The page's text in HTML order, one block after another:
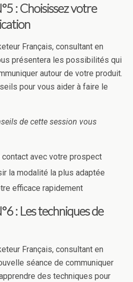
: Choisissez votre
Français, consultant en
présentera les possibilités qui
autour de votre produit.
pour vous aider à faire le
de cette session vous
avec votre prospect
la modalité la plus adaptée
efficace rapidement
: Les techniques de
Français, consultant en
séance de communiquer
des techniques pour